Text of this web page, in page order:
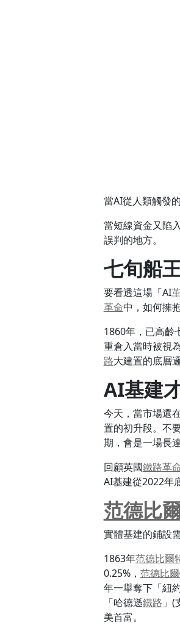
當AI從人類觸發
當短線資金又陷
誤判的地方。
七旬船
要看透這場「AI
革命中，如何擁
1860年，已高齡
重倉入當時被視
路大建置的底層
AI基建
今天，當市場還
置的初升段。不
期，會是一場長
回顧英國鐵路革
AI基建從2022年
范德比
實體基建的鋪設
1863年范德比爾
0.25%， 范德比
年一舉奪下「紐
「哈德遜鐵路 」
美首富。